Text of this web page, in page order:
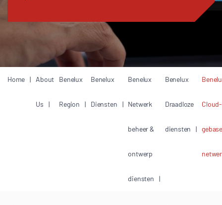
Home About
Us
Benelux
Region
Benelux
Diensten
Benelux
Netwerk
beheer &
ontwerp
diensten
Benelux
Draadloze
diensten
Cloud-